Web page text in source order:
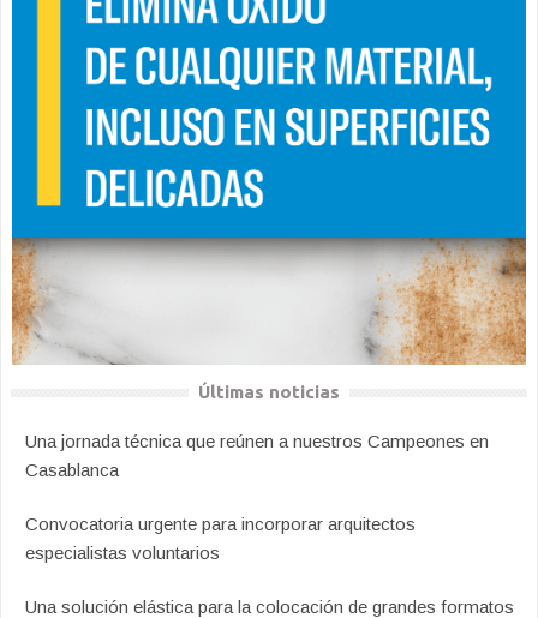
Últimas noticias
Una jornada técnica que reúnen a nuestros Campeones en
Casablanca
Convocatoria urgente para incorporar arquitectos
especialistas voluntarios
Una solución elástica para la colocación de grandes formatos